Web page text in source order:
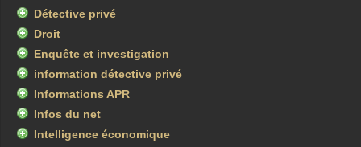
Détective privé
Droit
Enquête et investigation
information détective privé
Informations APR
Infos du net
Intelligence économique